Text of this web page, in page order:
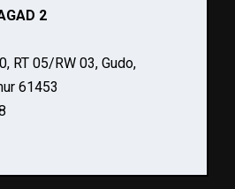
2
RT 05/RW 03, Gudo,
61453